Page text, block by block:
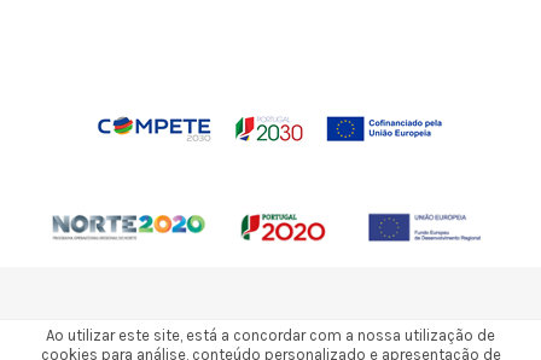
Ao utilizar este site, está a concordar com a nossa utilização de
cookies para análise, conteúdo personalizado e apresentação de